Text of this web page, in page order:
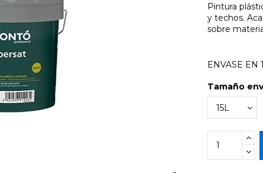
Pintura
y techos.
sobre
ENVASE EN
Tamaño